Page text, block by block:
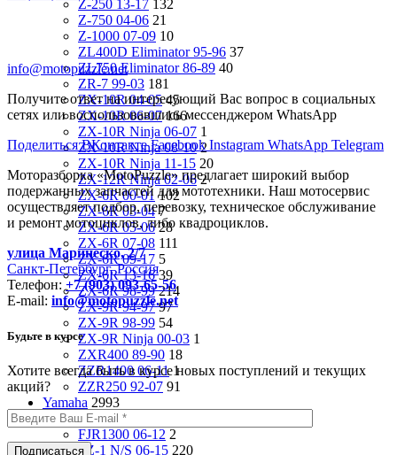
Z-250 13-17 132
Z-750 04-06 21
Z-1000 07-09 10
ZL400D Eliminator 95-96 37
ZL750 Eliminator 86-89 40
ZR-7 99-03 181
ZX-10R 04-05 45
ZX-10R 06-07 166
ZX-10R Ninja 06-07 1
ZX-10R Ninja 08-10 2
ZX-10R Ninja 11-15 20
ZX-12R Ninja 02-06 2
ZX-6R 00-01 102
ZX-6R 03-04 7
ZX-6R 05-06 28
ZX-6R 07-08 111
ZX-6R 09-17 5
ZX-6R 13-16 39
ZX-6R 98-99 214
ZX-9R 94-97 97
ZX-9R 98-99 54
ZX-9R Ninja 00-03 1
ZXR400 89-90 18
ZZR1400 06-11 1
ZZR250 92-07 91
Yamaha 2993
FJ1200 91-93
FJR1300 06-12 2
FZ-1 N/S 06-15 220
info@motopuzzle.net
Получите ответ на интересующий Вас вопрос в социальных
сетях или воспользовавшись мессенджером WhatsApp
Поделиться ВКонтакте Facebook Instagram WhatsApp Telegram
Моторазборка «MotoPuzzle» предлагает широкий выбор
подержанных запчастей для мототехники. Наш мотосервис
осуществляет подбор, перевозку, техническое обслуживание
и ремонт мотоциклов, либо квадроциклов.
улица Маринеско, 2/7
Санкт-Петербург, Россия
Телефон: +7 (903) 093-65-56
E-mail: info@motopuzzle.net
Будьте в курсе
Хотите всегда быть в курсе новых поступлений и текущих
акций?